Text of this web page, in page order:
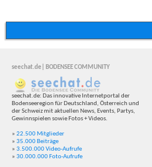
seechat.de| BODENSEE COMMUNITY
seechat.de: Das innovative Internetportal der
Bodenseeregion für Deutschland, Österreich und
der Schweiz mit aktuellen News, Events, Partys,
Gewinnspielen sowie Fotos + Videos.
» 22.500 Mitglieder
» 35.000 Beiträge
» 3.500.000 Video-Aufrufe
» 30.000.000 Foto-Aufrufe